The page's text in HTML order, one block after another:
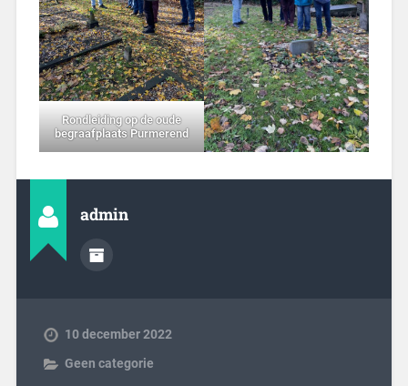
Rondleiding op de oude
begraafplaats Purmerend
admin
10 december 2022
Geen categorie